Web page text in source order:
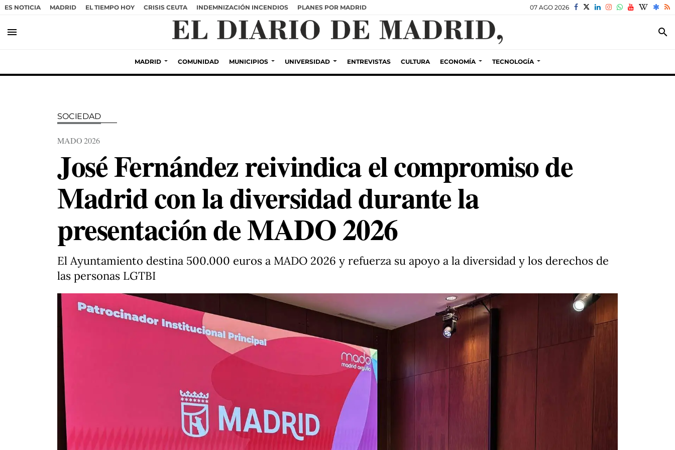
ES NOTICIA MADRID EL TIEMPO HOY CRISIS CEUTA INDEMNIZACIÓN INCENDIOS PLANES POR MADRID 07 AGO 2026
menu search
MADRID COMUNIDAD MUNICIPIOS UNIVERSIDAD ENTREVISTAS CULTURA ECONOMÍA TECNOLOGÍA
SOCIEDAD
MADO 2026
José Fernández reivindica el compromiso de
Madrid con la diversidad durante la
presentación de MADO 2026
El Ayuntamiento destina 500.000 euros a MADO 2026 y refuerza su apoyo a la diversidad y los derechos de
las personas LGTBI